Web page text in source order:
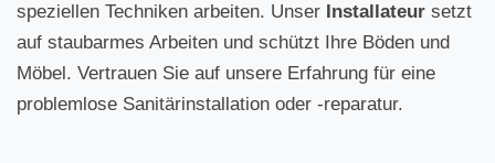
speziellen Techniken arbeiten. Unser Installateur setzt
auf staubarmes Arbeiten und schützt Ihre Böden und
Möbel. Vertrauen Sie auf unsere Erfahrung für eine
problemlose Sanitärinstallation oder -reparatur.